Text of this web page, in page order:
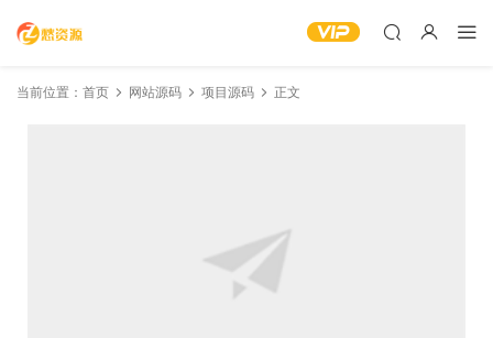
当前位置： 首页 网站源码 项目源码 正文